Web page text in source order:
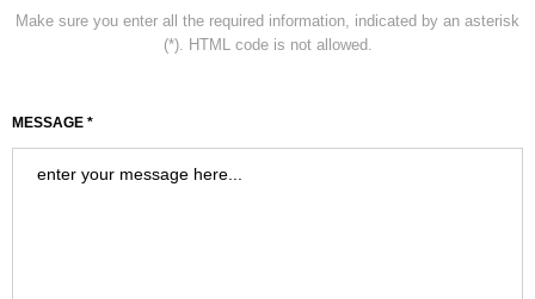
Make sure you enter all the required information, indicated by an asterisk
(*). HTML code is not allowed.
MESSAGE *